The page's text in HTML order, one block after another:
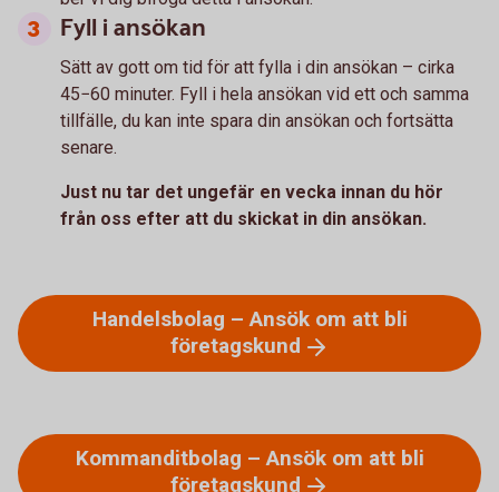
Fyll i ansökan
Sätt av gott om tid för att fylla i din ansökan – cirka
45−60 minuter. Fyll i hela ansökan vid ett och samma
tillfälle, du kan inte spara din ansökan och fortsätta
senare.
Just nu tar det ungefär en vecka innan du hör
från oss efter att du skickat in din ansökan.
Handelsbolag – Ansök om att bli
företagskund
Kommanditbolag – Ansök om att bli
företagskund